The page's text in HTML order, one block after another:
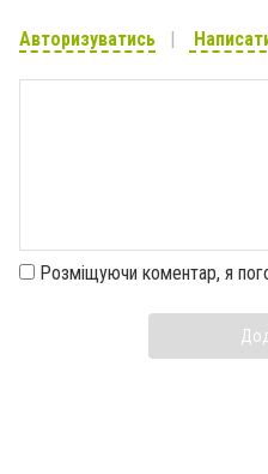
Авторизуватись
Розміщуючи коментар, я